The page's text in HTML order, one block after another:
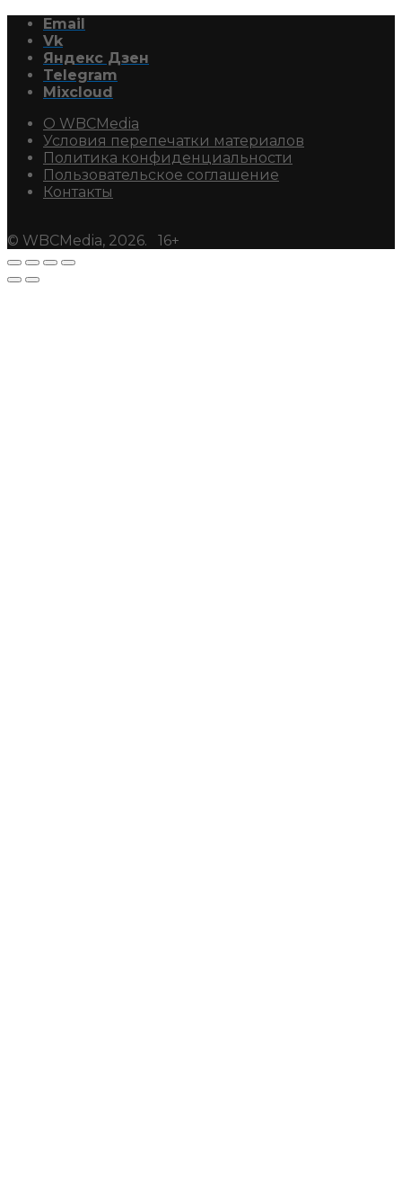
Email
Vk
Яндекс Дзен
Telegram
Mixcloud
О WBCMedia
Условия перепечатки материалов
Политика конфиденциальности
Пользовательское соглашение
Контакты
© WBCMedia, 2026. 16+